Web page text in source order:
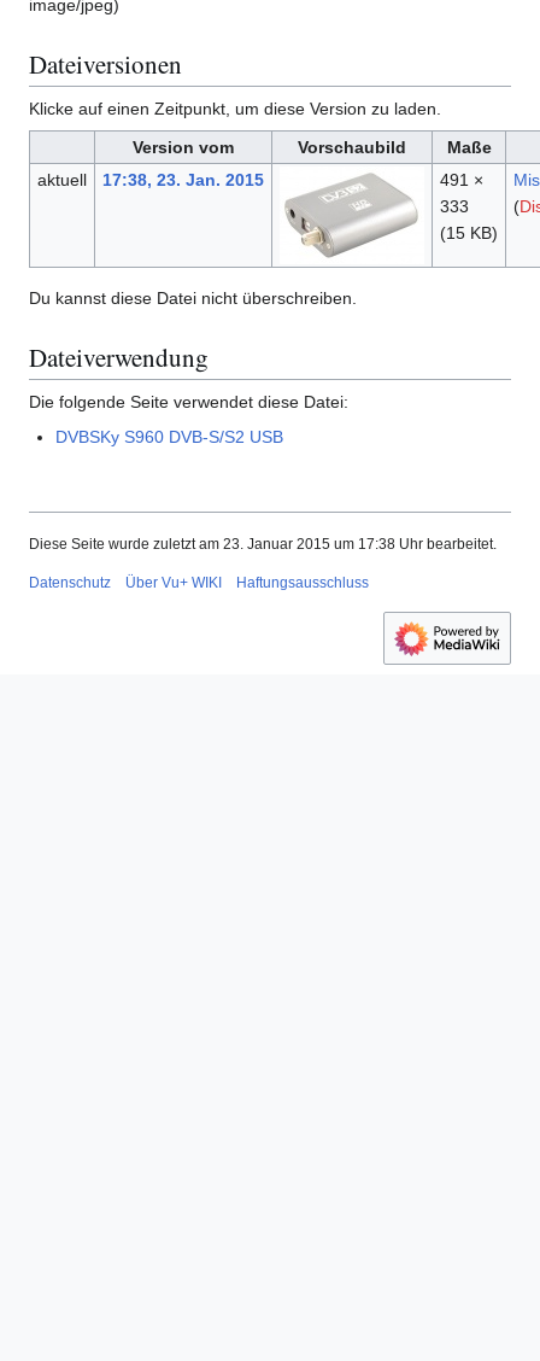
image/jpeg)
Dateiversionen
Klicke auf einen Zeitpunkt, um diese Version zu laden.
Version vom
Vorschaubild
Maße
aktuell
17:38, 23. Jan. 2015
491 ×
333
(15 KB)
(
Du kannst diese Datei nicht überschreiben.
Dateiverwendung
Die folgende Seite verwendet diese Datei:
DVBSKy S960 DVB-S/S2 USB
Diese Seite wurde zuletzt am 23. Januar 2015 um 17:38 Uhr bearbeitet.
Datenschutz Über Vu+ WIKI Haftungsausschluss